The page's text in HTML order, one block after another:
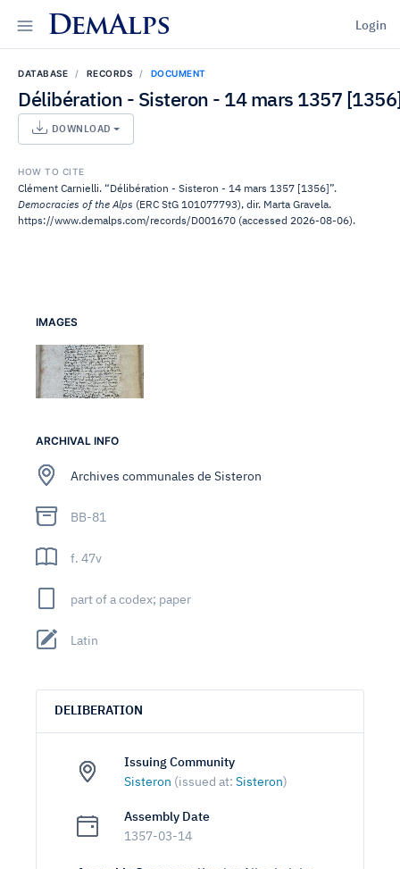
DemAlps Login
DATABASE RECORDS DOCUMENT
Délibération - Sisteron - 14 mars 1357
DOWNLOAD
HOW TO CITE
Clément Carnielli. “Délibération - Sisteron - 14 mars 1357 [1356]”.
Democracies of the Alps (ERC StG 101077793), dir. Marta Gravela.
https://www.demalps.com/records/D001670 (accessed 2026-08-06).
IMAGES
ARCHIVAL INFO
Archives communales de Sisteron
BB-81
f. 47v
part of a codex; paper
Latin
DELIBERATION
Issuing Community
Sisteron (issued at: Sisteron)
Assembly Date
1357-03-14